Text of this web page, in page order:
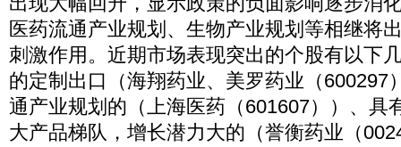
医药流通产业规划、生物产业规划等相继将
刺激作用。近期市场表现突出的个股有以下
的定制出口（海翔药业、美罗药业（600297
通产业规划的（上海医药（601607））、具
大产品梯队，增长潜力大的（誉衡药业（